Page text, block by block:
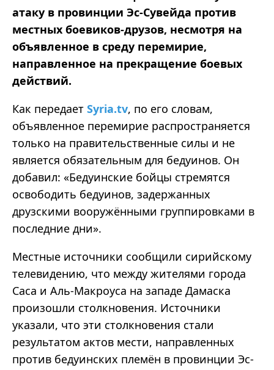
атаку в провинции Эс-Сувейда против
местных боевиков-друзов, несмотря на
объявленное в среду перемирие,
направленное на прекращение боевых
действий.
Как передает Syria.tv, по его словам,
объявленное перемирие распространяется
только на правительственные силы и не
является обязательным для бедуинов. Он
добавил: «Бедуинские бойцы стремятся
освободить бедуинов, задержанных
друзскими вооружёнными группировками в
последние дни».
Местные источники сообщили сирийскому
телевидению, что между жителями города
Саса и Аль-Макроуса на западе Дамаска
произошли столкновения. Источники
указали, что эти столкновения стали
результатом актов мести, направленных
против бедуинских племён в провинции Эс-